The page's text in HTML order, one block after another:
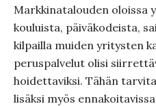
Markkinatalouden oloissa
kouluista, päiväkodeista,
kilpailla muiden yritysten
peruspalvelut olisi
hoidettaviksi. Tähän
lisäksi myös